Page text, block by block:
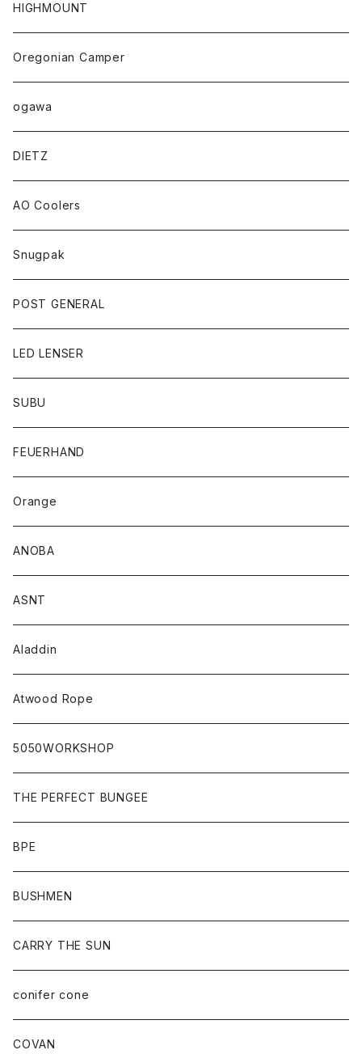
HIGHMOUNT
Oregonian Camper
ogawa
DIETZ
AO Coolers
Snugpak
POST GENERAL
LED LENSER
SUBU
FEUERHAND
Orange
ANOBA
ASNT
Aladdin
Atwood Rope
5050WORKSHOP
THE PERFECT BUNGEE
BPE
BUSHMEN
CARRY THE SUN
conifer cone
COVAN